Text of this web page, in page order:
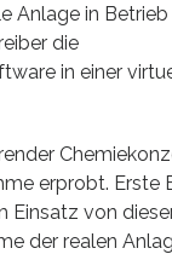
Anlage in
die
in einer
erprobt. Erste
Einsatz von
der realen